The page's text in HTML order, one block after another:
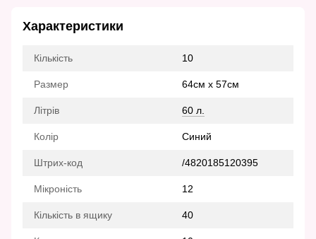
Характеристики
Кількість 10
Размер 64см х 57см
Літрів 60 л.
Колір Синий
Штрих-код /4820185120395
Мікроність 12
Кількість в ящику 40